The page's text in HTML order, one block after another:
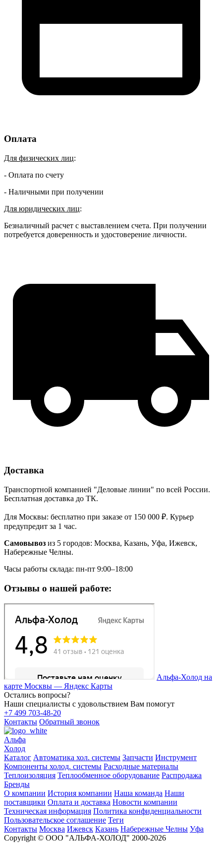
Оплата
Для физических лиц:
- Оплата по счету
- Наличными при получении
Для юридических лиц:
Безналичный расчет с выставлением счета. При получении
потребуется доверенность и удостоверение личности.
Доставка
Транспортной компанией "Деловые линии" по всей России.
Бесплатная доставка до ТК.
Для Москвы: бесплатно при заказе от 150 000 ₽. Курьер
предупредит за 1 час.
Самовывоз из 5 городов: Москва, Казань, Уфа, Ижевск,
Набережные Челны.
Часы работы склада: пн-пт 9:00–18:00
Отзывы о нашей работе:
Альфа-Холод на
карте Москвы — Яндекс Карты
Остались вопросы?
Наши специалисты с удовольствием Вам помогут
+7 499 703-48-20
Контакты Обратный звонок
Альфа
Холод
Каталог Автоматика хол. системы Запчасти Инструмент
Компоненты холод. системы Расходные материалы
Теплоизоляция Теплообменное оборудование Распродажа
Бренды
О компании История компании Наша команда Наши
поставщики Оплата и доставка Новости компании
Техническая информация Политика конфиденциальности
Пользовательское соглашение Теги
Контакты Москва Ижевск Казань Набережные Челны Уфа
Copyright © ООО "АЛЬФА-ХОЛОД" 2000-2026